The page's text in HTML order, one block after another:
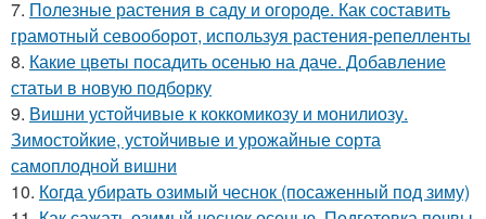
7. Полезные растения в саду и огороде. Как составить
грамотный севооборот, используя растения-репелленты
8. Какие цветы посадить осенью на даче. Добавление
статьи в новую подборку
9. Вишни устойчивые к коккомикозу и монилиозу.
Зимостойкие, устойчивые и урожайные сорта
самоплодной вишни
10. Когда убирать озимый чеснок (посаженный под зиму)